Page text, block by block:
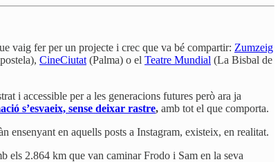
vaig fer per un projecte i crec que va bé compartir: Zumzeig
CineCiutat (Palma) o el Teatre Mundial (La Bisbal de
i accessible per a les generacions futures però ara ja
s’esvaeix, sense deixar rastre, amb tot el que comporta.
ensenyant en aquells posts a Instagram, existeix, en realitat.
els 2.864 km que van caminar Frodo i Sam en la seva